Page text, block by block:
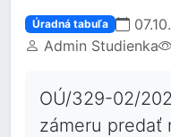
Úradná tabuľa
Admin Studienka
OÚ/329-02/
zámeru predať